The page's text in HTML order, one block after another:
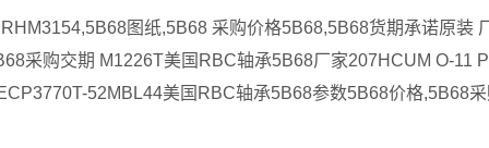
图纸,5B68 采购价格5B68,5B68货期承诺原装
采购交期 M1226T美国RBC轴承5B68厂家207HCUM O-11
52MBL44美国RBC轴承5B68参数5B68价格,5B68